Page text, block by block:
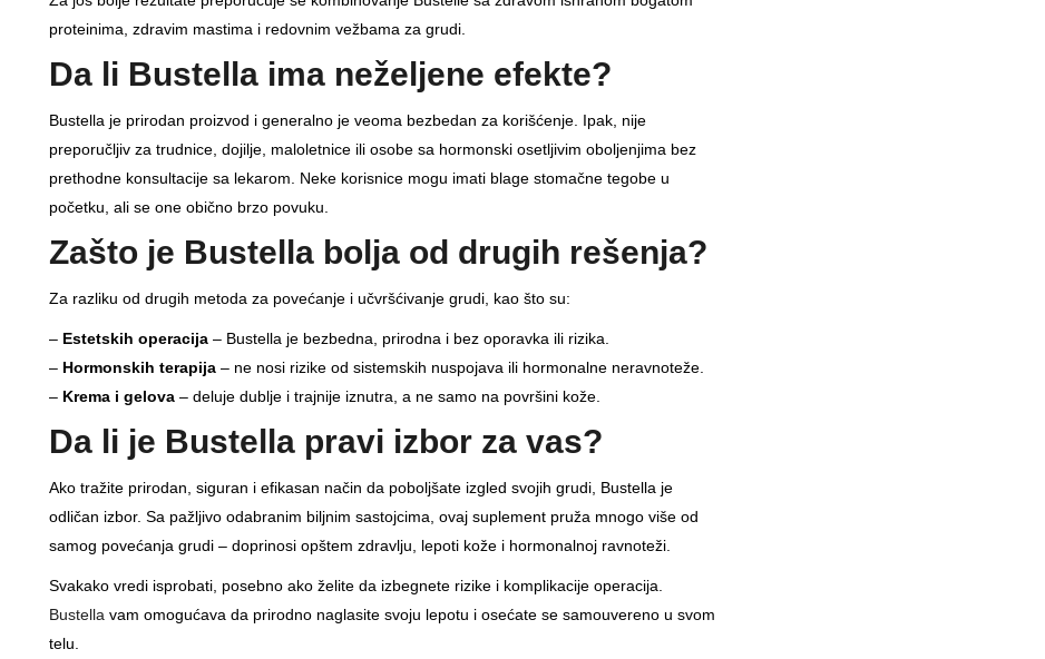
proteinima, zdravim mastima i redovnim vežbama za grudi.
Da li Bustella ima neželjene efekte?
Bustella je prirodan proizvod i generalno je veoma bezbedan za korišćenje. Ipak, nije
preporučljiv za trudnice, dojilje, maloletnice ili osobe sa hormonski osetljivim oboljenjima bez
prethodne konsultacije sa lekarom. Neke korisnice mogu imati blage stomačne tegobe u
početku, ali se one obično brzo povuku.
Zašto je Bustella bolja od drugih rešenja?
Za razliku od drugih metoda za povećanje i učvršćivanje grudi, kao što su:
– Estetskih operacija – Bustella je bezbedna, prirodna i bez oporavka ili rizika.
– Hormonskih terapija – ne nosi rizike od sistemskih nuspojava ili hormonalne neravnoteže.
– Krema i gelova – deluje dublje i trajnije iznutra, a ne samo na površini kože.
Da li je Bustella pravi izbor za vas?
Ako tražite prirodan, siguran i efikasan način da poboljšate izgled svojih grudi, Bustella je
odličan izbor. Sa pažljivo odabranim biljnim sastojcima, ovaj suplement pruža mnogo više od
samog povećanja grudi – doprinosi opštem zdravlju, lepoti kože i hormonalnoj ravnoteži.
Svakako vredi isprobati, posebno ako želite da izbegnete rizike i komplikacije operacija.
Bustella vam omogućava da prirodno naglasite svoju lepotu i osećate se samouvereno u svom
telu.